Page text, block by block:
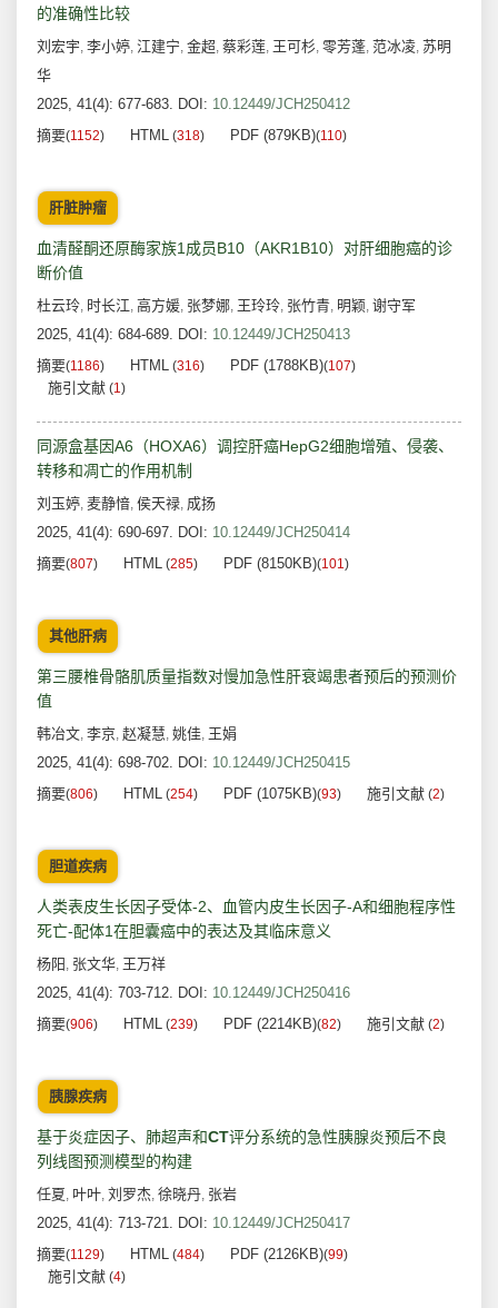
的准确性比较
刘宏宇, 李小婷, 江建宁, 金超, 蔡彩莲, 王可杉, 零芳蓬, 范冰凌, 苏明
华
2025, 41(4): 677-683. DOI: 10.12449/JCH250412
摘要(1152) HTML (318) PDF (879KB)(110)
肝脏肿瘤
血清醛酮还原酶家族1成员B10（AKR1B10）对肝细胞癌的诊
断价值
杜云玲, 时长江, 高方媛, 张梦娜, 王玲玲, 张竹青, 明颖, 谢守军
2025, 41(4): 684-689. DOI: 10.12449/JCH250413
摘要(1186) HTML (316) PDF (1788KB)(107)
施引文献 (1)
同源盒基因A6（HOXA6）调控肝癌HepG2细胞增殖、侵袭、
转移和凋亡的作用机制
刘玉婷, 麦静愔, 侯天禄, 成扬
2025, 41(4): 690-697. DOI: 10.12449/JCH250414
摘要(807) HTML (285) PDF (8150KB)(101)
其他肝病
第三腰椎骨骼肌质量指数对慢加急性肝衰竭患者预后的预测价
值
韩冶文, 李京, 赵凝慧, 姚佳, 王娟
2025, 41(4): 698-702. DOI: 10.12449/JCH250415
摘要(806) HTML (254) PDF (1075KB)(93) 施引文献 (2)
胆道疾病
人类表皮生长因子受体-2、血管内皮生长因子-A和细胞程序性
死亡-配体1在胆囊癌中的表达及其临床意义
杨阳 , 张文华, 王万祥
2025, 41(4): 703-712. DOI: 10.12449/JCH250416
摘要(906) HTML (239) PDF (2214KB)(82) 施引文献 (2)
胰腺疾病
基于炎症因子、肺超声和CT评分系统的急性胰腺炎预后不良
列线图预测模型的构建
任夏, 叶叶, 刘罗杰, 徐晓丹, 张岩
2025, 41(4): 713-721. DOI: 10.12449/JCH250417
摘要(1129) HTML (484) PDF (2126KB)(99)
施引文献 (4)